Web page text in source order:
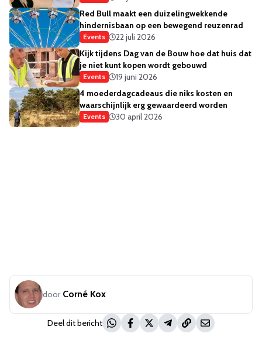
Red Bull maakt een duizelingwekkende
hindernisbaan op een bewegend reuzenrad
Events
22 juli 2026
Kijk tijdens Dag van de Bouw hoe dat huis dat
je niet kunt kopen wordt gebouwd
Events
19 juni 2026
4 moederdagcadeaus die niks kosten en
waarschijnlijk erg gewaardeerd worden
Events 30 april 2026
door Corné Kox
Deel dit bericht